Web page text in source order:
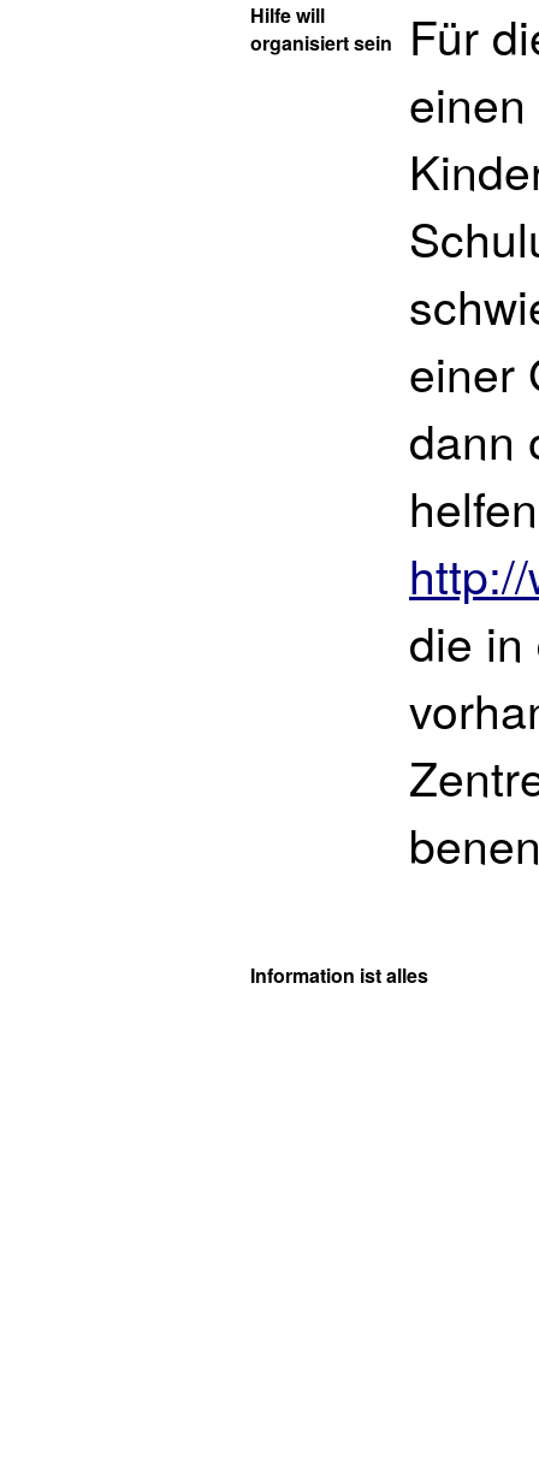
Hilfe will
organisiert sein
Für
einer
dann
die in
Information ist alles